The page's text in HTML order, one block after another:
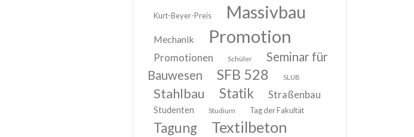
Kurt-Beyer-Preis Massivbau
Mechanik Promotion
Promotionen Schüler
Seminar für
Bauwesen
SFB 528 SLUB
Stahlbau Statik Straßenbau
Studenten Studium Tag der Fakultät
Tagung Textilbeton